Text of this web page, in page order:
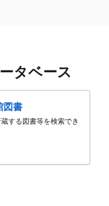
タベース
図書
する図書等を検索でき